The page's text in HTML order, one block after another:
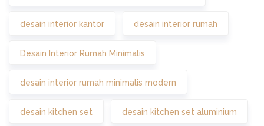
desain interior kantor desain interior rumah
Desain Interior Rumah Minimalis
desain interior rumah minimalis modern
desain kitchen set desain kitchen set aluminium